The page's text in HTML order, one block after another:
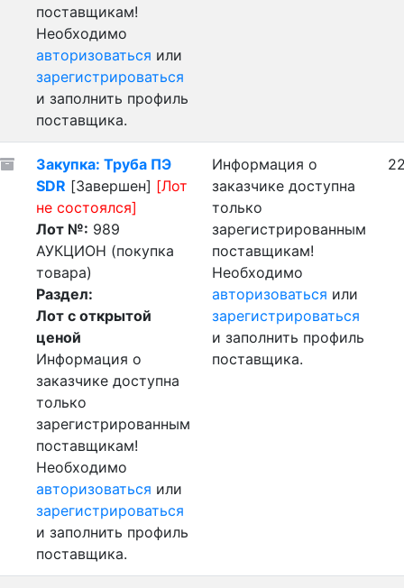
поставщикам!
Необходимо
авторизоваться или
зарегистрироваться
и заполнить профиль
поставщика.
Закупка: Труба ПЭ
SDR [Завершен] [Лот
не состоялся]
Лот №: 989
АУКЦИОН (покупка
товара)
Раздел:
Лот с открытой
ценой
Информация о
заказчике доступна
только
зарегистрированным
поставщикам!
Необходимо
авторизоваться или
зарегистрироваться
и заполнить профиль
поставщика.
Информация о
заказчике доступна
только
зарегистрированным
поставщикам!
Необходимо
авторизоваться или
зарегистрироваться
и заполнить профиль
поставщика.